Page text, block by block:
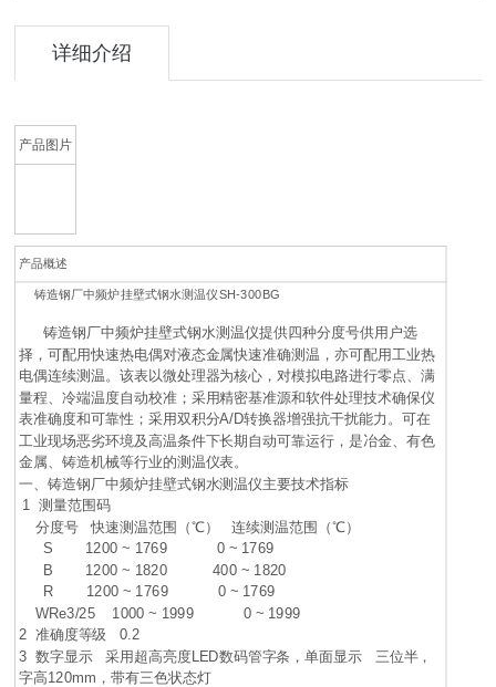
详细介绍
产品图片
产品概述
铸造钢厂中频炉挂壁式钢水测温仪SH-300BG
铸造钢厂中频炉挂壁式钢水测温仪提供四种分度号供用户选
择，可配用快速热电偶对液态金属快速准确测温，亦可配用工业热
电偶连续测温。该表以微处理器为核心，对模拟电路进行零点、满
量程、冷端温度自动校准；采用精密基准源和软件处理技术确保仪
表准确度和可靠性；采用双积分A/D转换器增强抗干扰能力。可在
工业现场恶劣环境及高温条件下长期自动可靠运行，是冶金、有色
金属、铸造机械等行业的测温仪表。
一、铸造钢厂中频炉挂壁式钢水测温仪主要技术指标
1 测量范围码
分度号 快速测温范围（℃） 连续测温范围（℃）
S 1200 ~ 1769 0 ~ 1769
B 1200 ~ 1820 400 ~ 1820
R 1200 ~ 1769 0 ~ 1769
WRe3/25 1000 ~ 1999 0 ~ 1999
2 准确度等级 0.2
3 数字显示 采用超高亮度LED数码管字条，单面显示 三位半，
字高120mm，带有三色状态灯